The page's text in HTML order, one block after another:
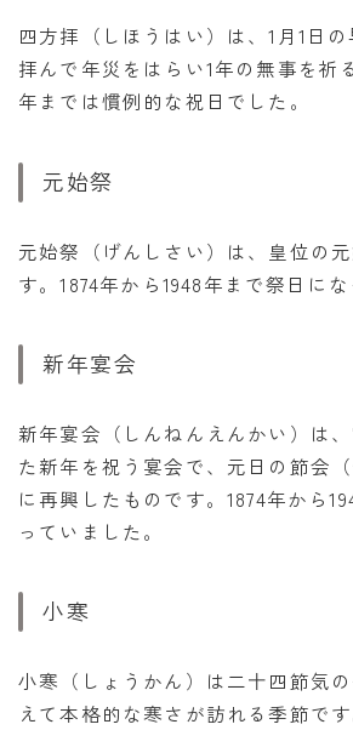
四方拝（しほうはい）は、1月1日
拝んで年災をはらい1年の無事を祈
年までは慣例的な祝日でした。
元始祭
元始祭（げんしさい）は、皇位の
す。1874年から1948年まで祭日にな
新年宴会
新年宴会（しんねんえんかい）は
た新年を祝う宴会で、元日の節会
に再興したものです。1874年から
っていました。
小寒
小寒（しょうかん）は二十四節気
えて本格的な寒さが訪れる季節です